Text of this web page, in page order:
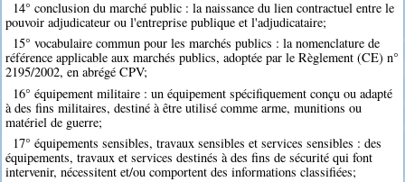
14° conclusion du marché public : la naissance du lien contractuel entre le
pouvoir adjudicateur ou l'entreprise publique et l'adjudicataire;
15° vocabulaire commun pour les marchés publics : la nomenclature de
référence applicable aux marchés publics, adoptée par le Règlement (CE) n°
2195/2002, en abrégé CPV;
16° équipement militaire : un équipement spécifiquement conçu ou adapté
à des fins militaires, destiné à être utilisé comme arme, munitions ou
matériel de guerre;
17° équipements sensibles, travaux sensibles et services sensibles : des
équipements, travaux et services destinés à des fins de sécurité qui font
intervenir, nécessitent et/ou comportent des informations classifiées;